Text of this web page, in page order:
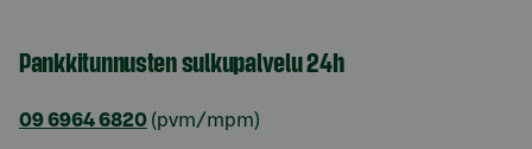
Pankkitunnusten sulkupalvelu 24h
09 6964 6820 (pvm/mpm)